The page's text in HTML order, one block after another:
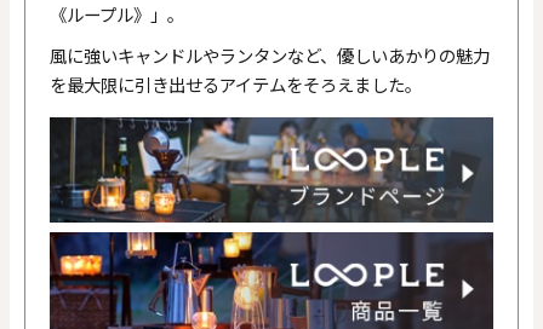
《ループル》」。
風に強いキャンドルやランタンなど、優しいあかりの魅力
を最大限に引き出せるアイテムをそろえました。